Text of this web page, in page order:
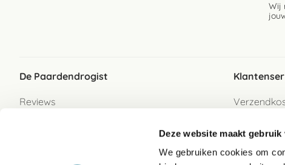
Deze website maakt gebruik
We gebruiken cookies om
Wij
De Paardendrogist
Reviews
Retour